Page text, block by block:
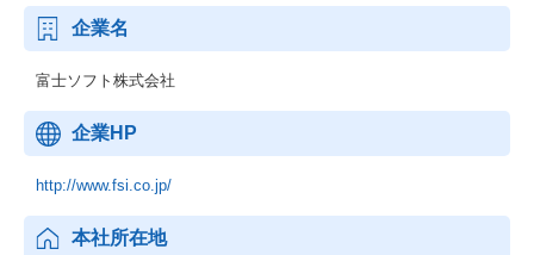
企業名
富士ソフト株式会社
企業HP
http://www.fsi.co.jp/
本社所在地